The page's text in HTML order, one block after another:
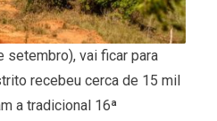
setembro), vai ficar para
recebeu cerca de 15 mil
a tradicional 16ª